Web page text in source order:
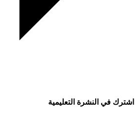
اشترك في النشرة التعليمية